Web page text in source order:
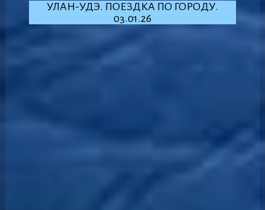
УЛАН-УДЭ. ПОЕЗДКА ПО ГОРОДУ.
03.01.26